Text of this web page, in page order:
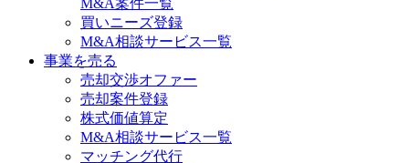
M&A案件一覧
買いニーズ登録
M&A相談サービス一覧
事業を売る
売却交渉オファー
売却案件登録
株式価値算定
M&A相談サービス一覧
マッチング代行